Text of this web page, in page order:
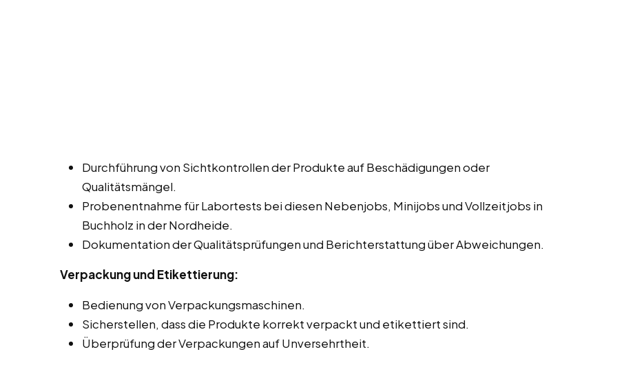
Durchführung von Sichtkontrollen der Produkte auf Beschädigungen oder
Qualitätsmängel.
Probenentnahme für Labortests bei diesen Nebenjobs, Minijobs und Vollzeitjobs in
Buchholz in der Nordheide.
Dokumentation der Qualitätsprüfungen und Berichterstattung über Abweichungen.
Verpackung und Etikettierung:
Bedienung von Verpackungsmaschinen.
Sicherstellen, dass die Produkte korrekt verpackt und etikettiert sind.
Überprüfung der Verpackungen auf Unversehrtheit.